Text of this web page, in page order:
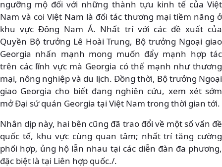
ngưỡng mộ đối với những thành tựu kinh tế của Việt
Nam và coi Việt Nam là đối tác thương mại tiềm năng ở
khu vực Đông Nam Á. Nhất trí với các đề xuất của
Quyền Bộ trưởng Lê Hoài Trung, Bộ trưởng Ngoại giao
Georgia nhấn mạnh mong muốn đẩy mạnh hợp tác
trên các lĩnh vực mà Georgia có thế mạnh như thương
mại, nông nghiệp và du lịch. Đồng thời, Bộ trưởng Ngoại
giao Georgia cho biết đang nghiên cứu, xem xét sớm
mở Đại sứ quán Georgia tại Việt Nam trong thời gian tới.
Nhân dịp này, hai bên cũng đã trao đổi về một số vấn đề
quốc tế, khu vực cùng quan tâm; nhất trí tăng cường
phối hợp, ủng hộ lẫn nhau tại các diễn đàn đa phương,
đặc biệt là tại Liên hợp quốc./.